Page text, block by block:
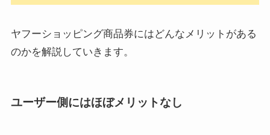
ヤフーショッピング商品券にはどんなメリットがある
のかを解説していきます。
ユーザー側にはほぼメリットなし